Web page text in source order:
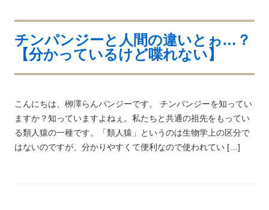
チンパンジーと人間の違いとゎ…？
【分かっているけど喋れない】
こんにちは、栁澤らんパンジーです。 チンパンジーを知ってい
ますか？知っていますよねぇ。私たちと共通の祖先をもってい
る類人猿の一種です。「類人猿」というのは生物学上の区分で
はないのですが、分かりやすくて便利なので使われてい […]